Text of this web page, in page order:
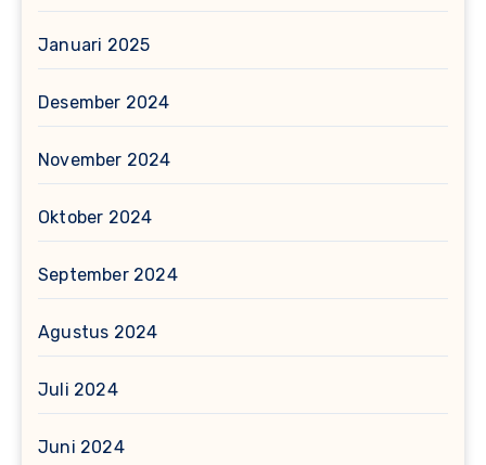
Januari 2025
Desember 2024
November 2024
Oktober 2024
September 2024
Agustus 2024
Juli 2024
Juni 2024